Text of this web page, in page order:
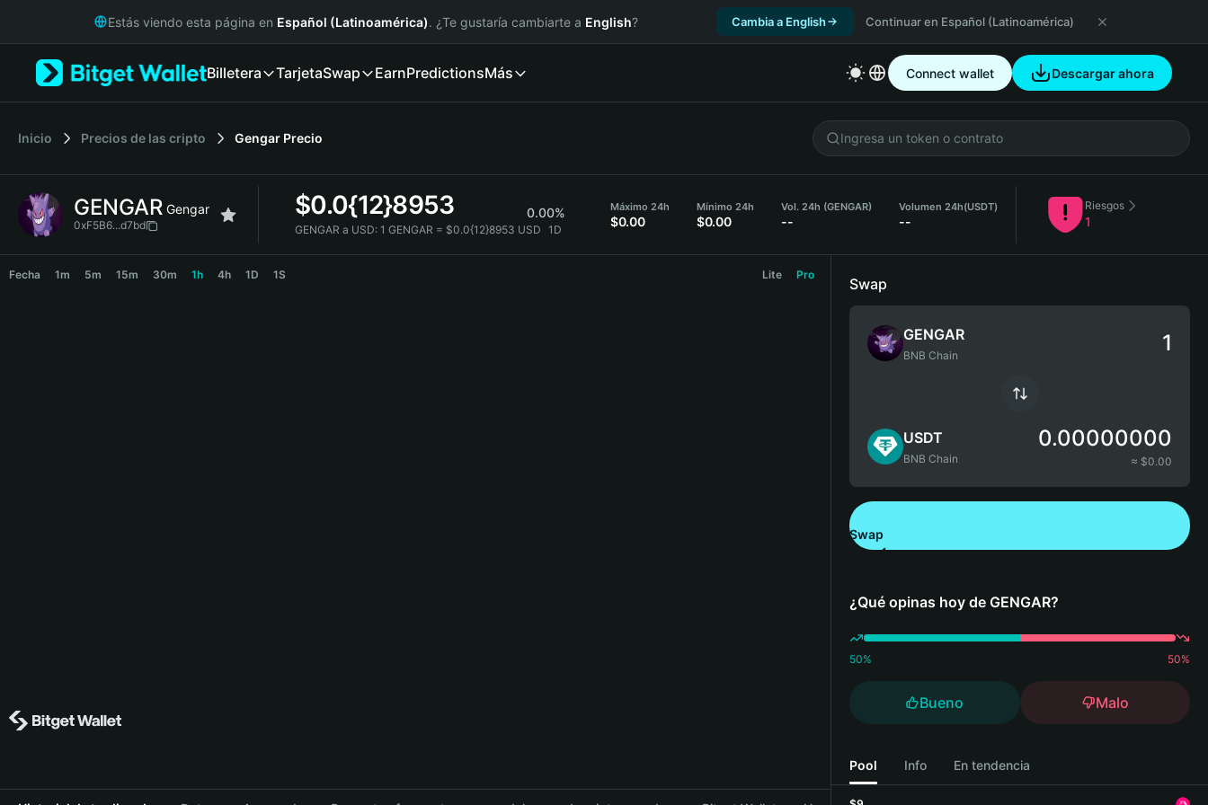
Русский
Italiano
简体中文
繁體中文
Bahasa Indonesia
Estás viendo esta página en Español (Latinoamérica). ¿Te gustaría cambiarte a English? Cambia a English Continuar en Español (Latinoamérica)
Billetera TarjetaSwap EarnPredictionsMás Connect wallet Descargar ahora
Inicio Precios de las cripto Gengar Precio
GENGAR Gengar
0xF5B6...d7bd
$0.0{12}8953 0.00%
GENGAR a USD: 1 GENGAR = $0.0{12}8953 USD 1D
Máximo 24h
$0.00
Mínimo 24h
$0.00
Vol. 24h (GENGAR)
--
Volumen 24h(USDT)
--
Riesgos
1
Fecha 1m 5m 15m 30m 1h 4h 1D 1S Lite Pro
Swap
GENGAR
BNB Chain
USDT
BNB Chain
0.00000000
≈ $0.00
Swap
¿Qué opinas hoy de GENGAR?
50% 50%
Bueno Malo
Pool Info En tendencia